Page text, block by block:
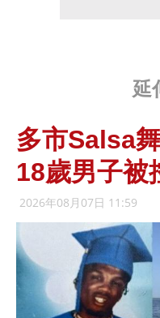
延
多市Salsa
18歲男子被
2026年08月07日 11:59